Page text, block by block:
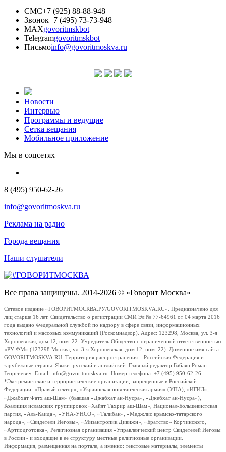
СМС+7 (925) 88-88-948
Звонок+7 (495) 73-73-948
MAXgovoritmskbot
Telegramgovoritmskbot
Письмоinfo@govoritmoskva.ru
Новости
Интервью
Программы и ведущие
Сетка вещания
Мобильное приложение
Мы в соцсетях
8 (495) 950-62-26
info@govoritmoskva.ru
Реклама на радио
Города вещания
Наши слушатели
Все права защищены. 2014-2026 © «Говорит Москва»
Сетевое издание «ГОВОРИТМОСКВА.РУ/GOVORITMOSKVA.RU». Предназначено для
лиц старше 16 лет. Свидетельство о регистрации СМИ Эл № 77-64961 от 04 марта 2016
года выдано Федеральной службой по надзору в сфере связи, информационных
технологий и массовых коммуникаций (Роскомнадзор). Адрес: 123298, Москва, ул. 3-я
Хорошевская, дом 12, пом. 22. Учредитель Общество с ограниченной ответственностью
«РУ ФМ» (123298 Москва, ул. 3-я Хорошевская, дом 12, пом. 22). Доменное имя сайта
GOVORITMOSKVA.RU. Территория распространения – Российская Федерация и
зарубежные страны. Языки: русский и английский. Главный редактор Бабаян Роман
Георгиевич. Email: info@govoritmoskva.ru. Номер телефона: +7 (495) 950-62-26
*Экстремистские и террористические организации, запрещенные в Российской
Федерации: «Правый сектор», «Украинская повстанческая армия» (УПА), «ИГИЛ»,
«Джабхат Фатх аш-Шам» (бывшая «Джабхат ан-Нусра», «Джебхат ан-Нусра»),
Коалиция исламских группировок «Хайят Тахрир аш-Шам», Национал-Большевистская
партия, «Аль-Каида», «УНА-УНСО», «Талибан», «Меджлис крымско-татарского
народа», «Свидетели Иеговы», «Мизантропик Дивижн», «Братство» Корчинского,
«Артподготовка», Религиозная организация «Управленческий центр Свидетелей Иеговы
в России» и входящие в ее структуру местные религиозные организации.
Информация, размещенная на портале, а именно: текстовые материалы, элементы